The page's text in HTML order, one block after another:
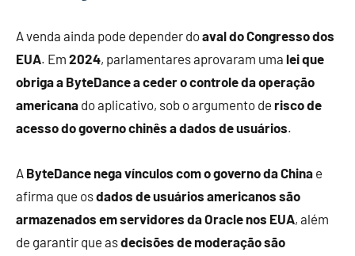
A venda ainda pode depender doaval do Congresso dos
EUA. Em 2024, parlamentares aprovaram uma lei que
obriga a ByteDance a ceder o controle da operação
americana do aplicativo, sob o argumento de risco de
acesso do governo chinês a dados de usuários.
A ByteDance nega vínculos com o governo da China e
afirma que osdados de usuários americanos são
armazenados em servidores da Oracle nos EUA, além
de garantir que asdecisões de moderação são